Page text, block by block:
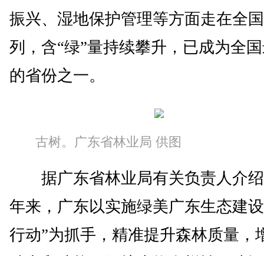
振兴、湿地保护管理等方面走在全
列，含“绿”量持续攀升，已成为全国
的省份之一。
古树。广东省林业局 供图
据广东省林业局有关负责人介
年来，广东以实施绿美广东生态建
行动”为抓手，精准提升森林质量，